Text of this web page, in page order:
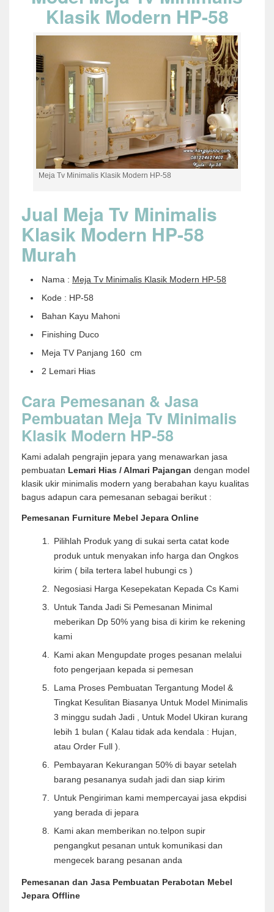
Klasik Modern HP-58
Meja Tv Minimalis Klasik Modern HP-58
Jual Meja Tv Minimalis
Klasik Modern HP-58
Murah
Nama : Meja Tv Minimalis Klasik Modern HP-58
Kode : HP-58
Bahan Kayu Mahoni
Finishing Duco
Meja TV Panjang 160 cm
2 Lemari Hias
Cara Pemesanan & Jasa
Pembuatan Meja Tv Minimalis
Klasik Modern HP-58
Kami adalah pengrajin jepara yang menawarkan jasa
pembuatan Lemari Hias / Almari Pajangan dengan model
klasik ukir minimalis modern yang berabahan kayu kualitas
bagus adapun cara pemesanan sebagai berikut :
Pemesanan Furniture Mebel Jepara Online
Pilihlah Produk yang di sukai serta catat kode
produk untuk menyakan info harga dan Ongkos
kirim ( bila tertera label hubungi cs )
Negosiasi Harga Kesepekatan Kepada Cs Kami
Untuk Tanda Jadi Si Pemesanan Minimal
meberikan Dp 50% yang bisa di kirim ke rekening
kami
Kami akan Mengupdate proges pesanan melalui
foto pengerjaan kepada si pemesan
Lama Proses Pembuatan Tergantung Model &
Tingkat Kesulitan Biasanya Untuk Model Minimalis
3 minggu sudah Jadi , Untuk Model Ukiran kurang
lebih 1 bulan ( Kalau tidak ada kendala : Hujan,
atau Order Full ).
Pembayaran Kekurangan 50% di bayar setelah
barang pesananya sudah jadi dan siap kirim
Untuk Pengiriman kami mempercayai jasa ekpdisi
yang berada di jepara
Kami akan memberikan no.telpon supir
pengangkut pesanan untuk komunikasi dan
mengecek barang pesanan anda
Pemesanan dan Jasa Pembuatan Perabotan Mebel
Jepara Offline